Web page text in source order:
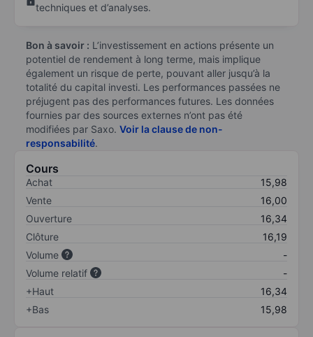
techniques et d’analyses.
Bon à savoir : L’investissement en actions présente un
potentiel de rendement à long terme, mais implique
également un risque de perte, pouvant aller jusqu’à la
totalité du capital investi. Les performances passées ne
préjugent pas des performances futures. Les données
fournies par des sources externes n’ont pas été
modifiées par Saxo. Voir la clause de non-
responsabilité.
Cours
Achat
15,98
Vente
16,00
Ouverture
16,34
Clôture
16,19
Volume
-
Volume relatif
-
+Haut
16,34
+Bas
15,98